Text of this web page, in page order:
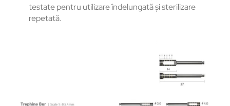
testate pentru utilizare îndelungată și sterilizare
repetată.